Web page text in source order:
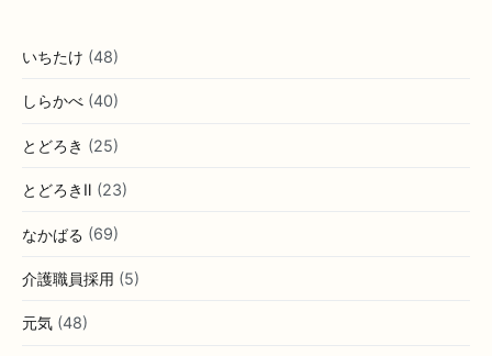
いちたけ (48)
しらかべ (40)
とどろき (25)
とどろきⅡ (23)
なかばる (69)
介護職員採用 (5)
元気 (48)